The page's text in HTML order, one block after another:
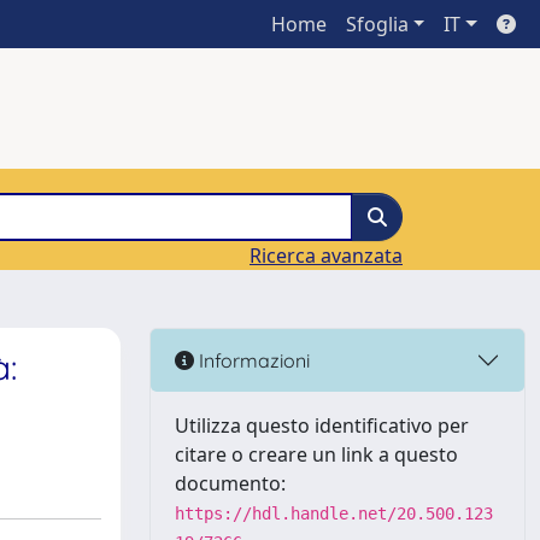
Home Sfoglia IT
Ricerca avanzata
Informazioni
Utilizza questo identificativo per
citare o creare un link a questo
documento:
https://hdl.handle.net/20.500.123